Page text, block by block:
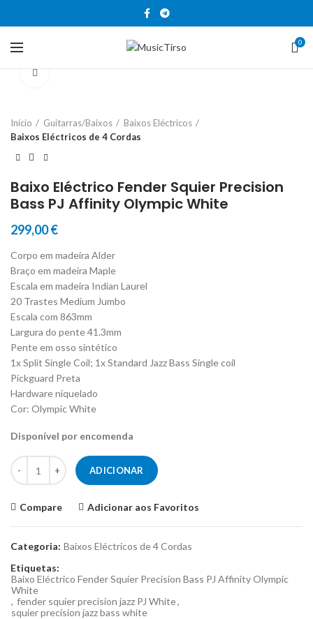
0
Início Guitarras/Baixos
Baixos Eléctricos
Baixos Eléctricos de 4 Cordas
Baixo Eléctrico Fender Squier Precision
Bass PJ Affinity Olympic White
299,00€
Corpo em madeira Alder
Braço em madeira Maple
Escala em madeira Indian Laurel
20 Trastes Medium Jumbo
Escala com 863mm
Largura do pente 41.3mm
Pente em osso sintético
1x Split Single Coil; 1x Standard Jazz Bass Single coil
Pickguard Preta
Hardware niquelado
Cor: Olympic White
Disponível por encomenda
Quantidade de Baixo Eléctrico Fender Squier Precision Bass PJ
ADICIONAR
Compare Adicionar aos Favoritos
Categoria: Baixos Eléctricos de 4 Cordas
Etiquetas:
Baixo Eléctrico Fender Squier Precision Bass PJ Affinity Olympic
White
, fender squier precision jazz PJ White,
squier precision jazz bass white